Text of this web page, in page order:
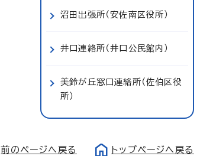
沼田出張所（安佐南区役所）
井口連絡所（井口公民館内）
美鈴が丘窓口連絡所（佐伯区役
所）
前のページへ戻る トップページへ戻る